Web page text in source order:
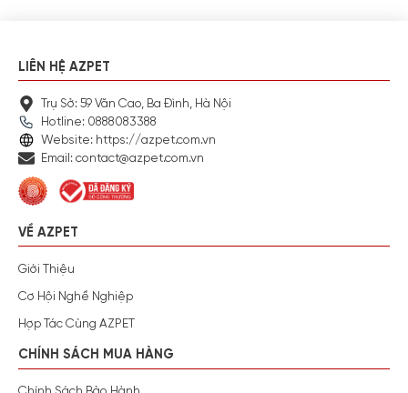
LIÊN HỆ AZPET
Trụ Sở: 59 Văn Cao, Ba Đình, Hà Nội
Hotline: 0888083388
Website: https://azpet.com.vn
Email: contact@azpet.com.vn
VỀ AZPET
Giới Thiệu
Cơ Hội Nghề Nghiệp
Hợp Tác Cùng AZPET
CHÍNH SÁCH MUA HÀNG